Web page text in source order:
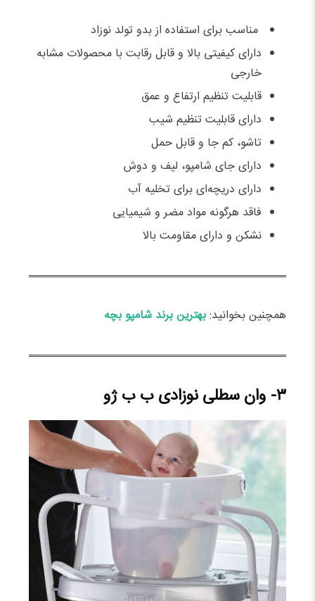
مناسب برای استفاده از بدو تولد نوزاد
دارای کیفیتی بالا و قابل رقابت با محصولات مشابه
خارجی
قابلیت تنظیم ارتفاع و عمق
دارای قابلیت تنظیم شیب
تاشو، کم جا و قابل حمل
دارای جای شامپو، لیف و دوش
دارای دریچه‌ای برای تخلیه آب
فاقد هرگونه مواد مضر و شیمیایی
نشکن و دارای مقاومت بالا
همچنین بخوانید:بهترین برند شامپو بچه
۳- وان سطلی نوزادی ب ب ژو